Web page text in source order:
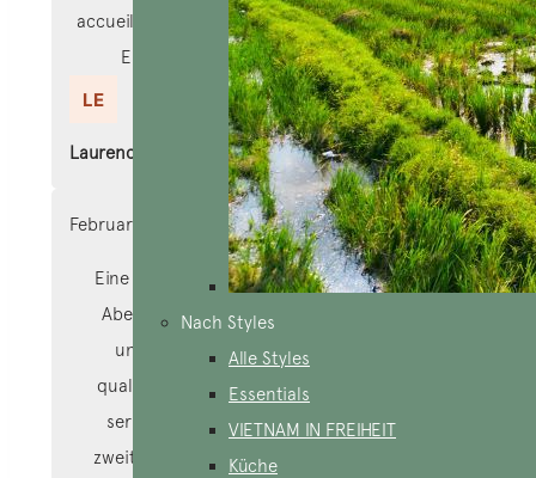
Nach Styles
Alle Styles
Essentials
VIETNAM IN FREIHEIT
Küche
accueillantes, chaleureuses, généreuses. Quelle
Erfahrung! Un seul bémol…c’est fini!
Laurence et Yves
February 2, 2024
Eine sehr schöne Reise, die meinen kleinen
Abenteuern entspricht, mit dem Fahrrad
unterwegs ist, während der Fahrt, mit
qualifizierten Logen und Reiseführern und
seriösen Chauffeuren unterwegs ist. Ein
zweites Mal waren die Temperaturen in der